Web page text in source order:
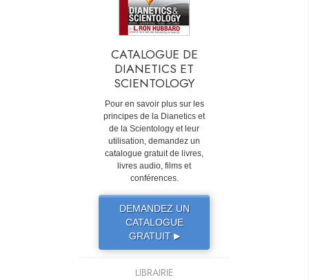
CATALOGUE DE
DIANETICS ET
SCIENTOLOGY
Pour en savoir plus sur les
principes de la Dianetics et
de la Scientology et leur
utilisation, demandez un
catalogue gratuit de livres,
livres audio, films et
conférences.
DEMANDEZ UN
CATALOGUE
GRATUIT ▶
LIBRAIRIE